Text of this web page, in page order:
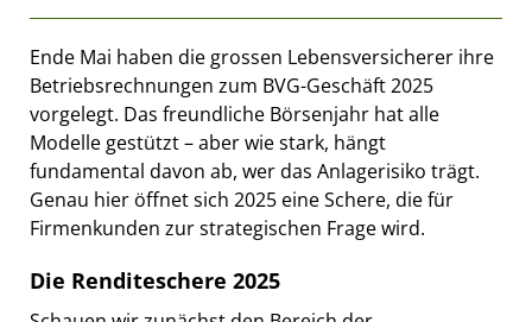
Ende Mai haben die grossen Lebensversicherer ihre
Betriebsrechnungen zum BVG-Geschäft 2025
vorgelegt. Das freundliche Börsenjahr hat alle
Modelle gestützt – aber wie stark, hängt
fundamental davon ab, wer das Anlagerisiko trägt.
Genau hier öffnet sich 2025 eine Schere, die für
Firmenkunden zur strategischen Frage wird.
Die Renditeschere 2025